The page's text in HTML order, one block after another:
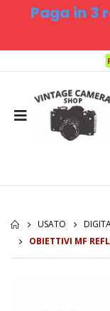
Paga in 3
USATO
OBIETTIVI MF